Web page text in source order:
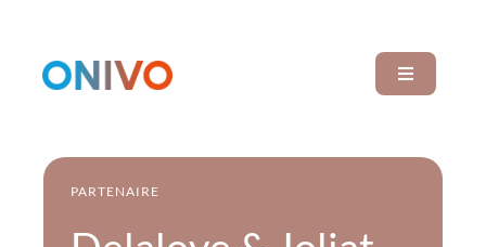
contenu
Navigation
Rechercher:
PARTENAIRE